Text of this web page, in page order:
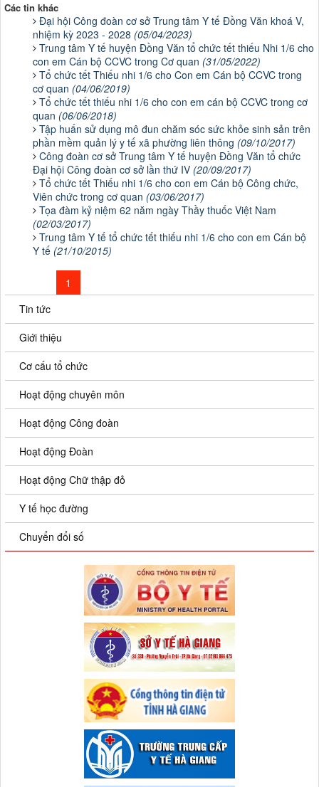
Các tin khác
Đại hội Công đoàn cơ sở Trung tâm Y tế Đồng Văn khoá V,
nhiệm kỳ 2023 - 2028 (05/04/2023)
Trung tâm Y tế huyện Đồng Văn tổ chức tết thiếu Nhi 1/6 cho
con em Cán bộ CCVC trong Cơ quan (31/05/2022)
Tổ chức tết Thiếu nhi 1/6 cho Con em Cán bộ CCVC trong
cơ quan (04/06/2019)
Tổ chức tết thiếu nhi 1/6 cho con em cán bộ CCVC trong cơ
quan (06/06/2018)
Tập huấn sử dụng mô đun chăm sóc sức khỏe sinh sản trên
phần mềm quản lý y tế xã phường liên thông (09/10/2017)
Công đoàn cơ sở Trung tâm Y tế huyện Đồng Văn tổ chức
Đại hội Công đoàn cơ sở lần thứ IV (20/09/2017)
Tổ chức tết Thiếu nhi 1/6 cho con em Cán bộ Công chức,
Viên chức trong cơ quan (03/06/2017)
Tọa đàm kỷ niệm 62 năm ngày Thầy thuốc Việt Nam
(02/03/2017)
Trung tâm Y tế tổ chức tết thiếu nhi 1/6 cho con em Cán bộ
Y tế (21/10/2015)
1
Tin tức
Giới thiệu
Cơ cấu tổ chức
Hoạt động chuyên môn
Hoạt động Công đoàn
Hoạt động Đoàn
Hoạt động Chữ thập đỏ
Y tế học đường
Chuyển đổi số